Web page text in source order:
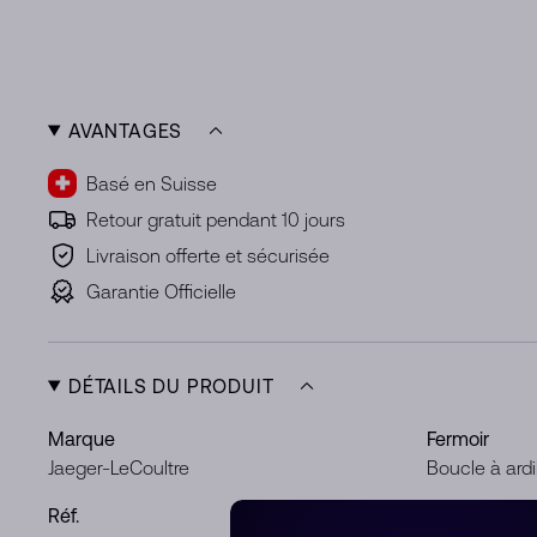
AVANTAGES
Basé en Suisse
Retour gratuit pendant 10 jours
Livraison offerte et sécurisée
Garantie Officielle
DÉTAILS DU PRODUIT
Marque
Jaeger-LeCoultre
Fermoir
Boucle à
Réf.